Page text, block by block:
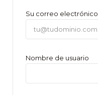
Su correo electrónico
Nombre de usuario